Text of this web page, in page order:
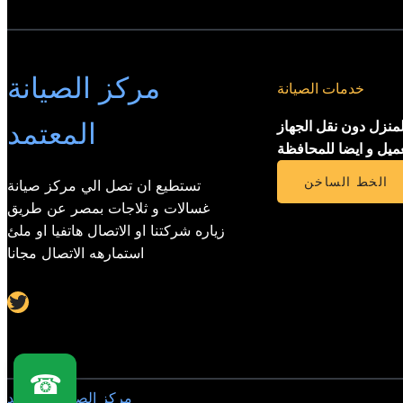
مركز الصيانة
المعتمد
تستطيع ان تصل الي مركز صيانة
غسالات و ثلاجات بمصر عن طريق
زياره شركتنا او الاتصال هاتفيا او ملئ
استمارهه الاتصال مجانا
Twitter
خدمات الصيانة
دون نقل الجهاز
و ايضا للمحافظة
الخط الساخن
مركز الصيانة المعتمد
☎